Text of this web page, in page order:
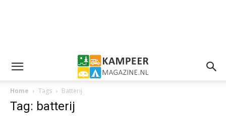
Home Tags Batterij
Tag: batterij